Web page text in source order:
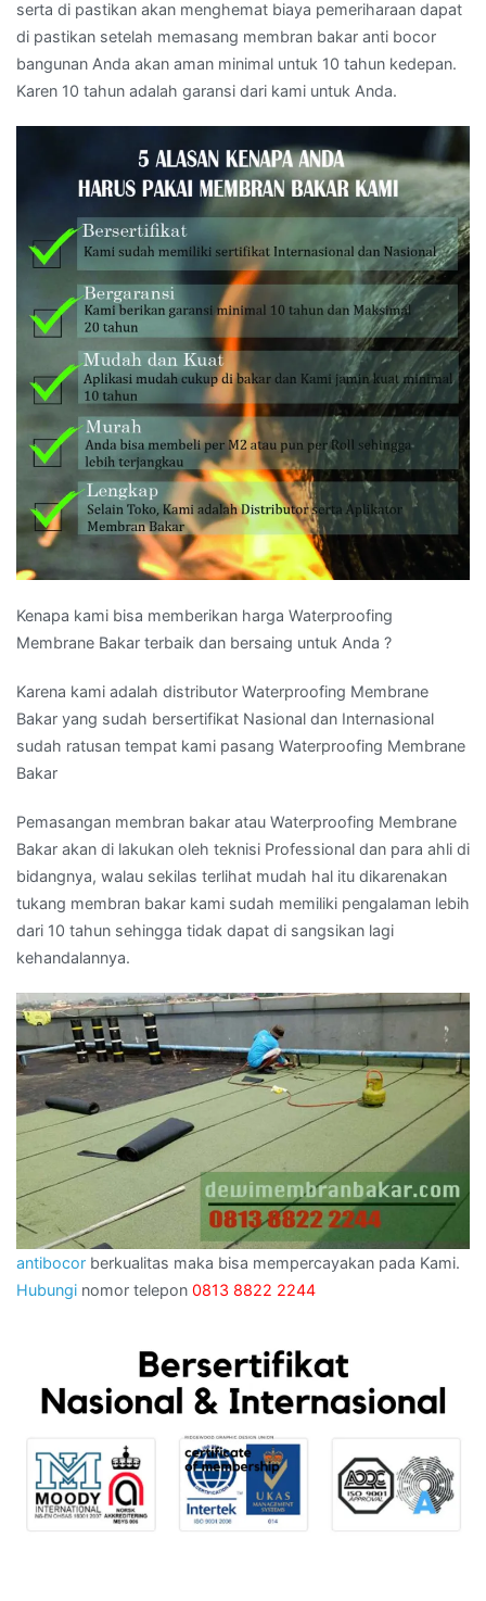
serta di pastikan akan menghemat biaya pemeriharaan dapat
di pastikan setelah memasang membran bakar anti bocor
bangunan Anda akan aman minimal untuk 10 tahun kedepan.
Karen 10 tahun adalah garansi dari kami untuk Anda.
Kenapa kami bisa memberikan harga Waterproofing
Membrane Bakar terbaik dan bersaing untuk Anda ?
Karena kami adalah distributor Waterproofing Membrane
Bakar yang sudah bersertifikat Nasional dan Internasional
sudah ratusan tempat kami pasang Waterproofing Membrane
Bakar
Pemasangan membran bakar atau Waterproofing Membrane
Bakar akan di lakukan oleh teknisi Professional dan para ahli di
bidangnya, walau sekilas terlihat mudah hal itu dikarenakan
tukang membran bakar kami sudah memiliki pengalaman lebih
dari 10 tahun sehingga tidak dapat di sangsikan lagi
kehandalannya.
antibocor berkualitas maka bisa mempercayakan pada Kami.
Hubungi nomor telepon 0813 8822 2244